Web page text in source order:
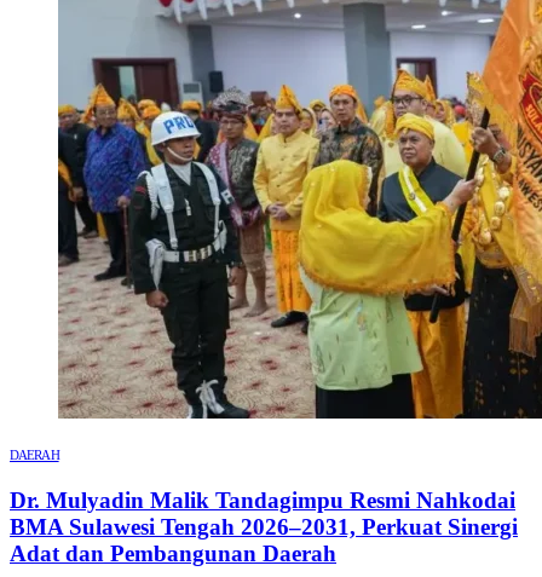
DAERAH
Dr. Mulyadin Malik Tandagimpu Resmi Nahkodai
BMA Sulawesi Tengah 2026–2031, Perkuat Sinergi
Adat dan Pembangunan Daerah